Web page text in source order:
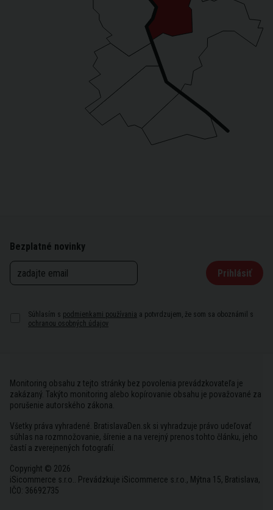
Bezplatné novinky
Prihlásiť
Súhlasím s podmienkami používania a potvrdzujem, že som sa oboznámil s
ochranou osobných údajov
Monitoring obsahu z tejto stránky bez povolenia prevádzkovateľa je
zakázaný. Takýto monitoring alebo kopírovanie obsahu je považované za
porušenie autorského zákona.
Všetky práva vyhradené. BratislavaDen.sk si vyhradzuje právo udeľovať
súhlas na rozmnožovanie, šírenie a na verejný prenos tohto článku, jeho
častí a zverejnených fotografií.
Copyright © 2026
iSicommerce s.r.o.. Prevádzkuje iSicommerce s.r.o., Mýtna 15, Bratislava,
IČO: 36692735